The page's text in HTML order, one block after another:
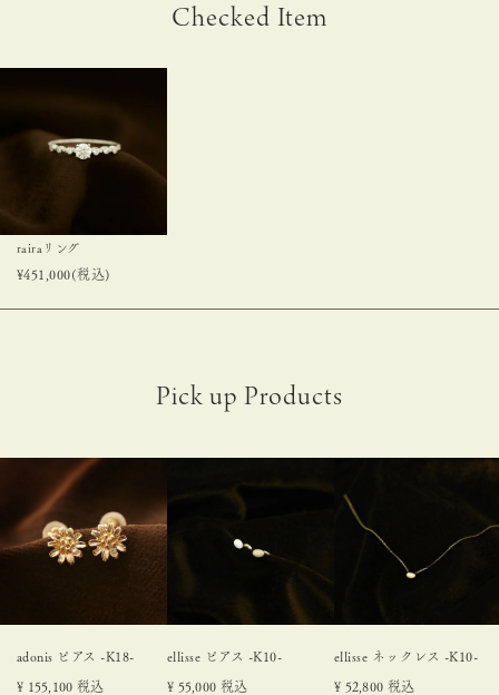
Checked Item
rairaリング
¥451,000(税込)
adonis ピアス -K18-
¥ 155,100 税込
ellisse ピアス -K10-
¥ 55,000 税込
ellisse ネックレス -K10-
¥ 52,800 税込